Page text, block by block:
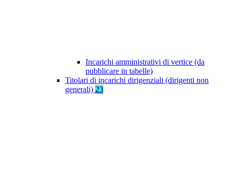
Incarichi amministrativi di vertice (da
pubblicare in tabelle)
Titolari di incarichi dirigenziali (dirigenti non
generali) 23